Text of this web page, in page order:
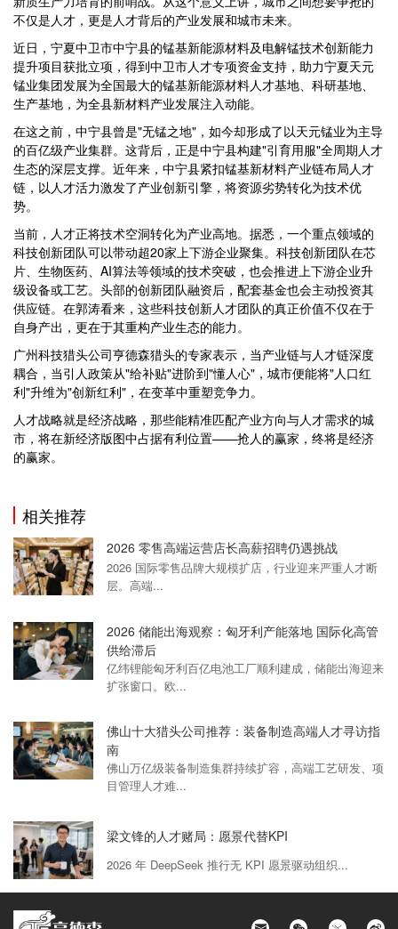
不仅是人才，更是人才背后的产业发展和城市未来。
近日，宁夏中卫市中宁县的锰基新能源材料及电解锰技术创新能力
提升项目获批立项，得到中卫市人才专项资金支持，助力宁夏天元
锰业集团发展为全国最大的锰基新能源材料人才基地、科研基地、
生产基地，为全县新材料产业发展注入动能。
在这之前，中宁县曾是"无锰之地"，如今却形成了以天元锰业为主导
的百亿级产业集群。这背后，正是中宁县构建"引育用服"全周期人才
生态的深层支撑。近年来，中宁县紧扣锰基新材料产业链布局人才
链，以人才活力激发了产业创新引擎，将资源劣势转化为技术优
势。
当前，人才正将技术空洞转化为产业高地。据悉，一个重点领域的
科技创新团队可以带动超20家上下游企业聚集。科技创新团队在芯
片、生物医药、AI算法等领域的技术突破，也会推进上下游企业升
级设备或工艺。头部的创新团队融资后，配套基金也会主动投资其
供应链。在郭涛看来，这些科技创新人才团队的真正价值不仅在于
自身产出，更在于其重构产业生态的能力。
广州科技猎头公司亨德森猎头的专家表示，当产业链与人才链深度
耦合，当引人政策从"给补贴"进阶到"懂人心"，城市便能将"人口红
利"升维为"创新红利"，在变革中重塑竞争力。
人才战略就是经济战略，那些能精准匹配产业方向与人才需求的城
市，将在新经济版图中占据有利位置——抢人的赢家，终将是经济
的赢家。
相关推荐
2026 零售高端运营店长高薪招聘仍遇挑战
2026 国际零售品牌大规模扩店，行业迎来严重人才断
层。高端...
2026 储能出海观察：匈牙利产能落地 国际化高管
供给滞后
亿纬锂能匈牙利百亿电池工厂顺利建成，储能出海迎来
扩张窗口。欧...
佛山十大猎头公司推荐：装备制造高端人才寻访指
南
佛山万亿级装备制造集群持续扩容，高端工艺研发、项
目管理人才难...
梁文锋的人才赌局：愿景代替KPI
2026 年 DeepSeek 推行无 KPI 愿景驱动组织...